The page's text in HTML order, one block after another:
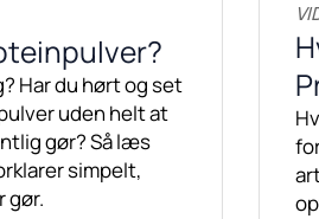
Har du hørt og set
uden helt at
gør? Så læs
simpelt,
gør.